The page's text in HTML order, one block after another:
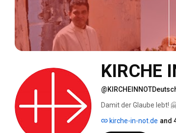
KIRCHE
Damit der Glaube lebt!
👍🏼! Wenn Du nichts
kirche-in-not.de and